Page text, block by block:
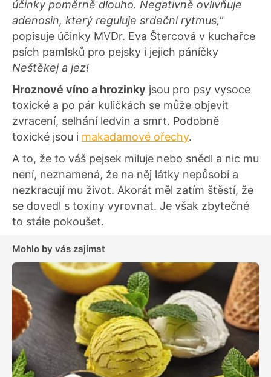
účinky poměrně dlouho. Negativně ovlivňuje
adenosin, který reguluje srdeční rytmus,“
popisuje účinky MVDr. Eva Štercová v kuchařce
psích pamlsků pro pejsky i jejich páníčky
Neštěkej a jez!
Hroznové víno a hrozinky jsou pro psy vysoce
toxické a po pár kuličkách se může objevit
zvracení, selhání ledvin a smrt. Podobně
toxické jsou i makadamové ořechy.
A to, že to váš pejsek miluje nebo snědl a nic mu
není, neznamená, že na něj látky nepůsobí a
nezkracují mu život. Akorát měl zatím štěstí, že
se dovedl s toxiny vyrovnat. Je však zbytečné
to stále pokoušet.
Mohlo by vás zajímat